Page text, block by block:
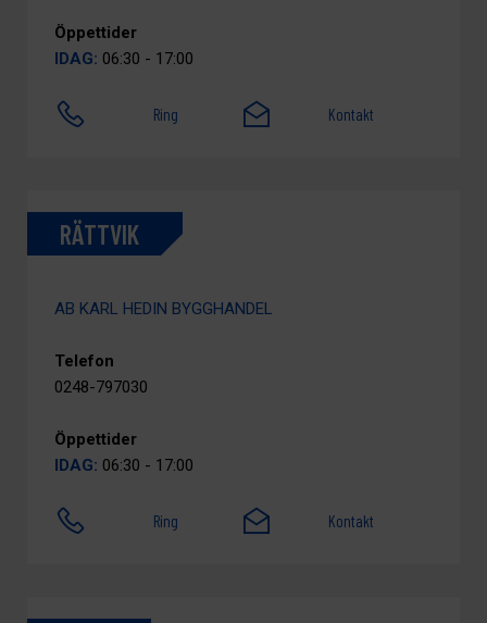
Öppettider
IDAG: 06:30 - 17:00
Ring Kontakt
RÄTTVIK
AB KARL HEDIN BYGGHANDEL
Telefon
0248-797030
Öppettider
IDAG: 06:30 - 17:00
Ring Kontakt